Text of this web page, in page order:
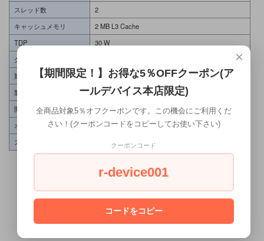
スレッド数
2
キャッシュメモリ
2 MB L3 Cache
TDP
30 W
グラフィック
対応ソケット
FCLGA1366
製品コレクション
Intel Celeron Processor
開発コード名
Jasper Forest
オーダーコード
AT80612004743AA
スペックコード
SLBWN
×
【期間限定！】お得な5％OFFクーポン(ア
ールデバイス本店限定)
全商品対象5％オフクーポンです。この機会にご利用くだ
さい！(クーポンコードをコピーしてお使い下さい)
クーポンコード
r-device001
コードをコピー